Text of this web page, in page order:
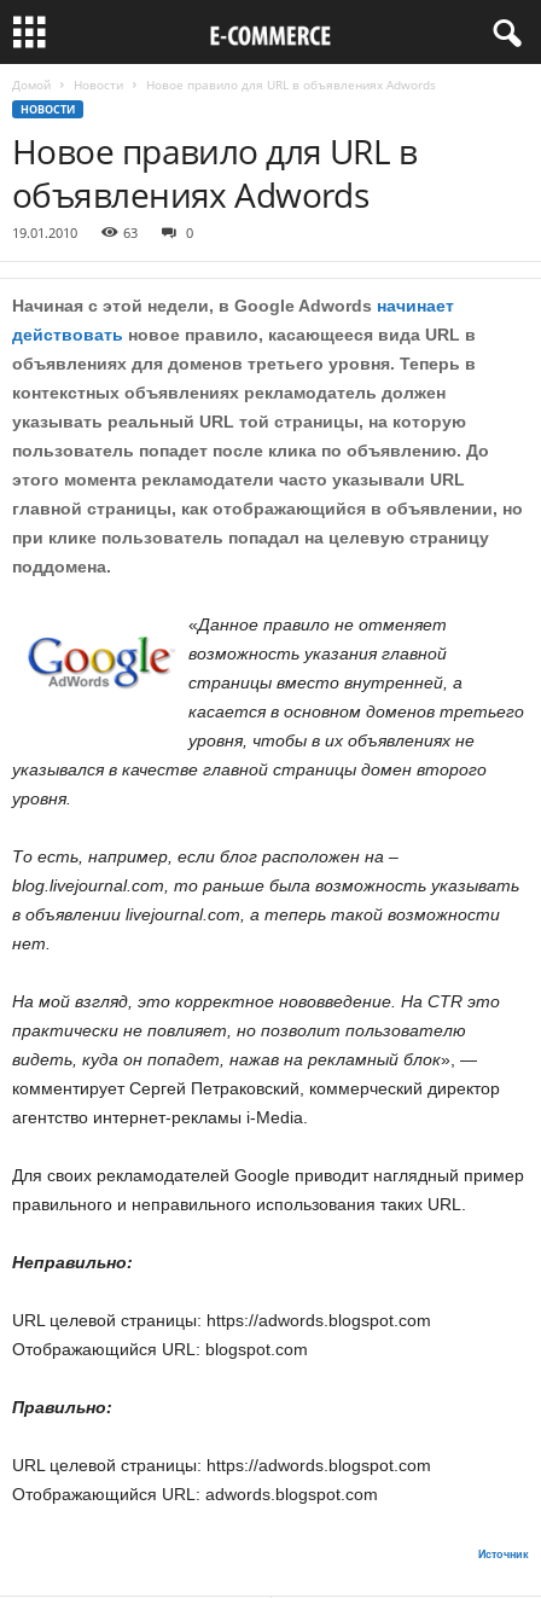
Домой Новости Новое правило для URL в объявлениях Adwords
НОВОСТИ
Новое правило для URL в
объявлениях Adwords
19.01.2010 63 0
Начиная с этой недели, в Google Adwords начинает
действовать новое правило, касающееся вида URL в
объявлениях для доменов третьего уровня. Теперь в
контекстных объявлениях рекламодатель должен
указывать реальный URL той страницы, на которую
пользователь попадет после клика по объявлению. До
этого момента рекламодатели часто указывали URL
главной страницы, как отображающийся в объявлении, но
при клике пользователь попадал на целевую страницу
поддомена.
«Данное правило не отменяет
возможность указания главной
страницы вместо внутренней, а
касается в основном доменов третьего
уровня, чтобы в их объявлениях не
указывался в качестве главной страницы домен второго
уровня.
То есть, например, если блог расположен на –
blog.livejournal.com, то раньше была возможность указывать
в объявлении livejournal.com, а теперь такой возможности
нет.
На мой взгляд, это корректное нововведение. На CTR это
практически не повлияет, но позволит пользователю
видеть, куда он попадет, нажав на рекламный блок», —
комментирует Сергей Петраковский, коммерческий директор
агентство интернет-рекламы i-Media.
Для своих рекламодателей Google приводит наглядный пример
правильного и неправильного использования таких URL.
Неправильно:
URL целевой страницы: https://adwords.blogspot.com
Отображающийся URL: blogspot.com
Правильно:
URL целевой страницы: https://adwords.blogspot.com
Отображающийся URL: adwords.blogspot.com
Источник